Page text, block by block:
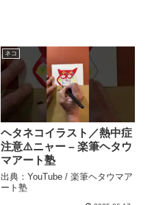
ネコ
ヘタネコイラスト／熱中症
注意⚠️ニャー – 楽筆ヘタウ
マアート塾
出典：YouTube / 楽筆ヘタウマア
ート塾